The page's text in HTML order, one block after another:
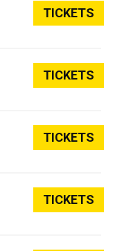
TICKETS
TICKETS
TICKETS
TICKETS